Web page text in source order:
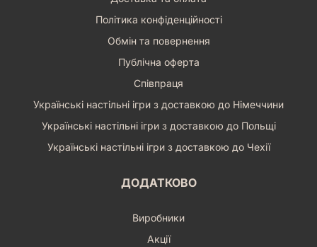
цим «Каменям Останніх Слів» розповісти вашій історії нові,
незабутні сторінки. Чи готові ви прийняти виклик долі,
якість, обирайте стиль, обирайте легенду.
кубиків Japanese Dice Set: Last Words Stone (7)
унікальний шар атмосфери. Замовляйте зараз та готуйтеся
до епічних пригод, що чекають на вас!
Політика конфіденційності
Обмін та повернення
Публічна оферта
Співпраця
Українські настільні ігри з доставкою до Німеччини
Українські настільні ігри з доставкою до Польщі
Українські настільні ігри з доставкою до Чехії
ДОДАТКОВО
Виробники
Акції